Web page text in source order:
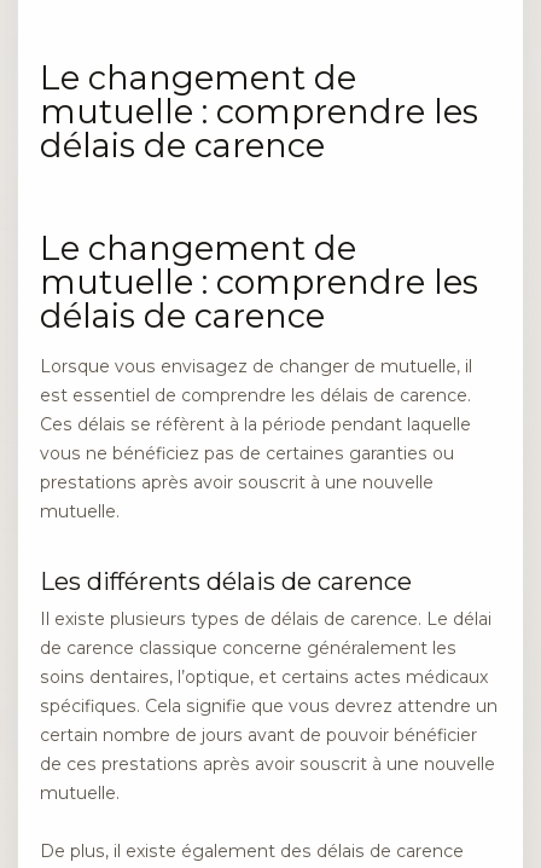
Le changement de
mutuelle : comprendre les
délais de carence
Le changement de
mutuelle : comprendre les
délais de carence
Lorsque vous envisagez de changer de mutuelle, il
est essentiel de comprendre les délais de carence.
Ces délais se réfèrent à la période pendant laquelle
vous ne bénéficiez pas de certaines garanties ou
prestations après avoir souscrit à une nouvelle
mutuelle.
Les différents délais de carence
Il existe plusieurs types de délais de carence. Le délai
de carence classique concerne généralement les
soins dentaires, l’optique, et certains actes médicaux
spécifiques. Cela signifie que vous devrez attendre un
certain nombre de jours avant de pouvoir bénéficier
de ces prestations après avoir souscrit à une nouvelle
mutuelle.
De plus, il existe également des délais de carence